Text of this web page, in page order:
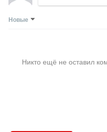
Новые
Никто ещё не оставил